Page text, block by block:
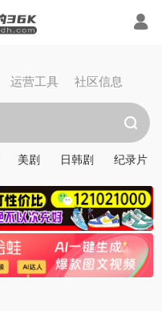
运营工具 社区信息
美剧 日韩剧 纪录片